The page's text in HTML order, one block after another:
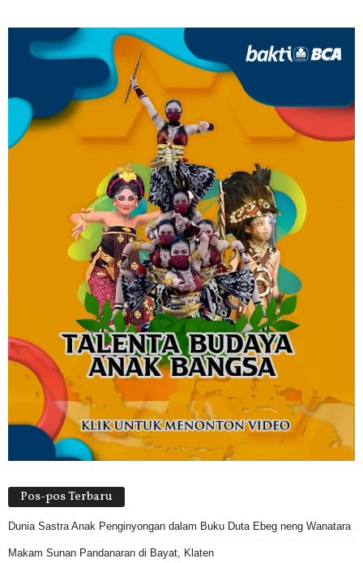
Pos-pos Terbaru
Dunia Sastra Anak Penginyongan dalam Buku Duta Ebeg neng Wanatara
Makam Sunan Pandanaran di Bayat, Klaten